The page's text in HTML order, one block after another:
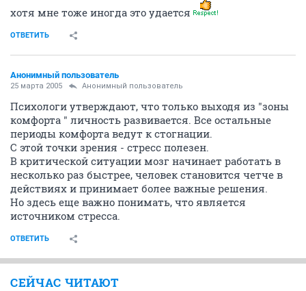
хотя мне тоже иногда это удается
ОТВЕТИТЬ
Анонимный пользователь
25 марта 2005 Анонимный пользователь
Психологи утверждают, что только выходя из "зоны
комфорта " личность развивается. Все остальные
периоды комфорта ведут к стогнации.
С этой точки зрения - стресс полезен.
В критической ситуации мозг начинает работать в
несколько раз быстрее, человек становится четче в
действиях и принимает более важные решения.
Но здесь еще важно понимать, что является
источником стресса.
ОТВЕТИТЬ
СЕЙЧАС ЧИТАЮТ